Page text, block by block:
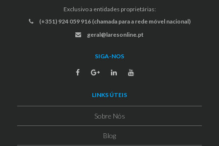
Exclusivo a entidades proprietárias:
(+351) 924 059 916 (chamada para a rede móvel nacional)
geral@laresonline.pt
SIGA-NOS
LINKS ÚTEIS
Sobre Nós
Blog